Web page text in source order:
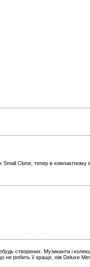
Clone, тепер в компактному
створених. Музиканти і
не робить її краще, ніж Deluxe